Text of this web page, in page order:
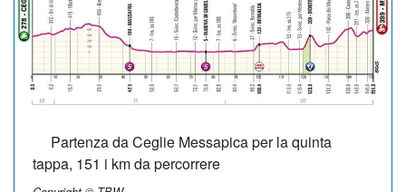
NEWSLETTER
Partenza da Ceglie Messapica per la quinta
tappa, 151 i km da percorrere